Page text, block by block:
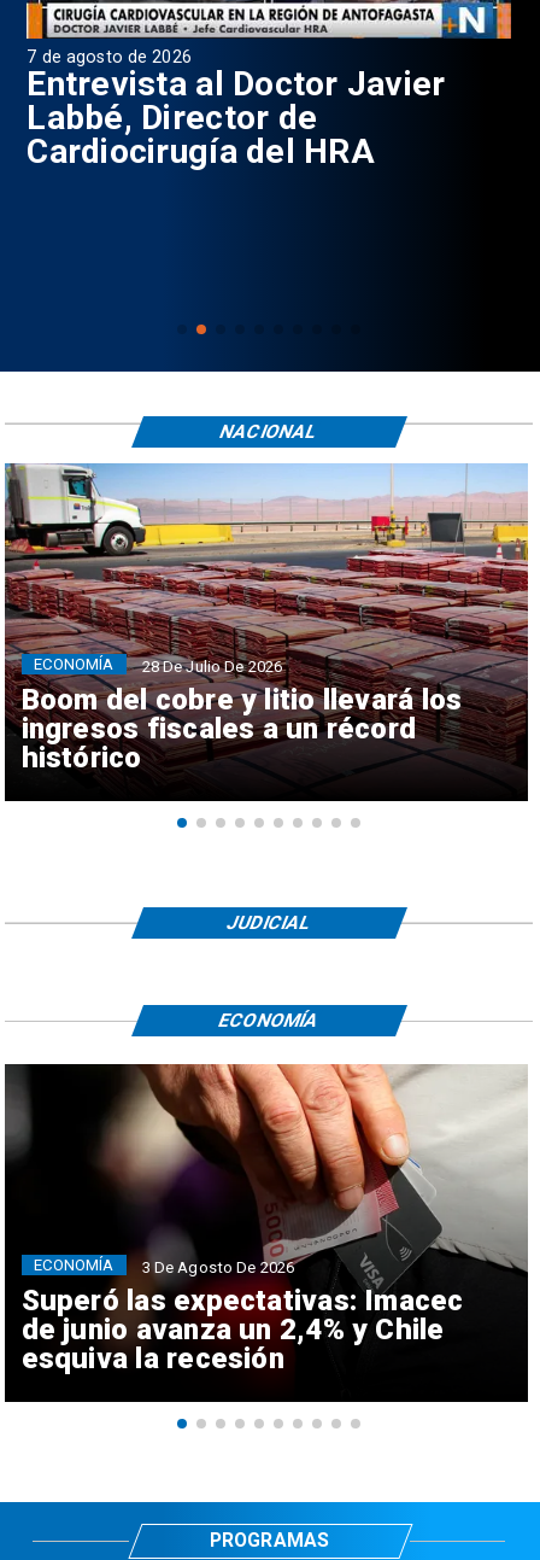
7 de agosto de 2026
Entrevista al Doctor Javier
Labbé, Director de
Cardiocirugía del HRA
Boom del cobre y litio llevará los
ingresos fiscales a un récord
histórico
ECONOMÍA 28 De Julio De 2026
NACIONAL
JUDICIAL
Superó las expectativas: Imacec
de junio avanza un 2,4% y Chile
esquiva la recesión
ECONOMÍA 3 De Agosto De 2026
ECONOMÍA
PROGRAMAS